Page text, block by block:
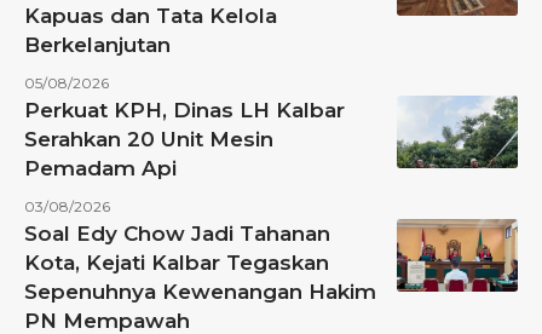
Kapuas dan Tata Kelola
Berkelanjutan
05/08/2026
Perkuat KPH, Dinas LH Kalbar
Serahkan 20 Unit Mesin
Pemadam Api
03/08/2026
Soal Edy Chow Jadi Tahanan
Kota, Kejati Kalbar Tegaskan
Sepenuhnya Kewenangan Hakim
PN Mempawah